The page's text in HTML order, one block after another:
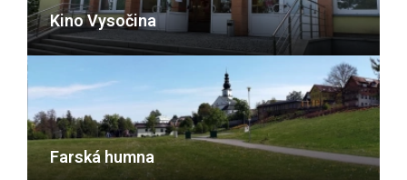
Kino Vysočina
Farská humna